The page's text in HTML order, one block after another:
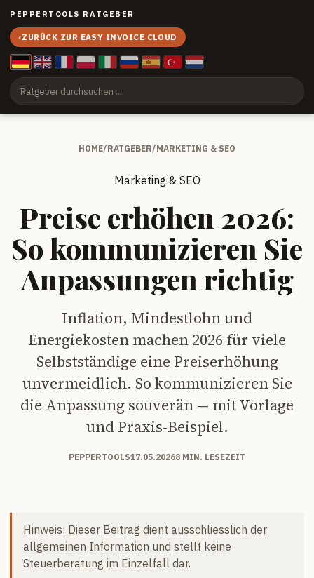
PEPPERTOOLS RATGEBER
‹ZURÜCK ZUR EASY INVOICE CLOUD
HOME/RATGEBER/MARKETING & SEO
Marketing & SEO
Preise erhöhen 2026:
So kommunizieren Sie
Anpassungen richtig
Inflation, Mindestlohn und
Energiekosten machen 2026 für viele
Selbstständige eine Preiserhöhung
unvermeidlich. So kommunizieren Sie
die Anpassung souverän — mit Vorlage
und Praxis-Beispiel.
PEPPERTOOLS17.05.20268 MIN. LESEZEIT
Hinweis: Dieser Beitrag dient ausschliesslich der
allgemeinen Information und stellt keine
Steuerberatung im Einzelfall dar.